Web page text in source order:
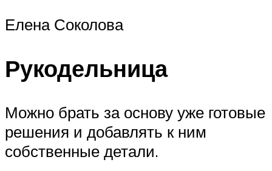
Елена Соколова
Рукодельница
Можно брать за основу уже готовые
решения и добавлять к ним
собственные детали.